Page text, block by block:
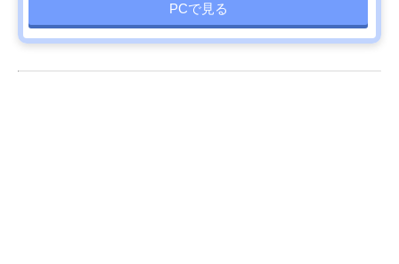
PCで見る